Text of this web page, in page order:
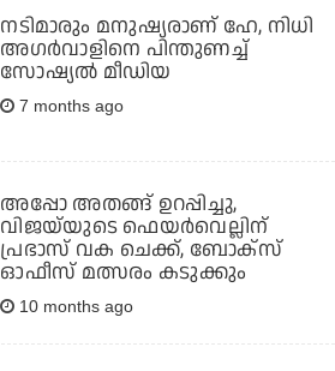
നടിമാരും മനുഷ്യരാണ് ഹേ, നിധി
അഗര്‍വാളിനെ പിന്തുണച്ച്
സോഷ്യല്‍ മീഡിയ
7 months ago
അപ്പോ അതങ്ങ് ഉറപ്പിച്ചു,
വിജയ്‌യുടെ ഫെയര്‍വെല്ലിന്
പ്രഭാസ് വക ചെക്ക്, ബോക്‌സ്
ഓഫീസ് മത്സരം കടുക്കും
10 months ago